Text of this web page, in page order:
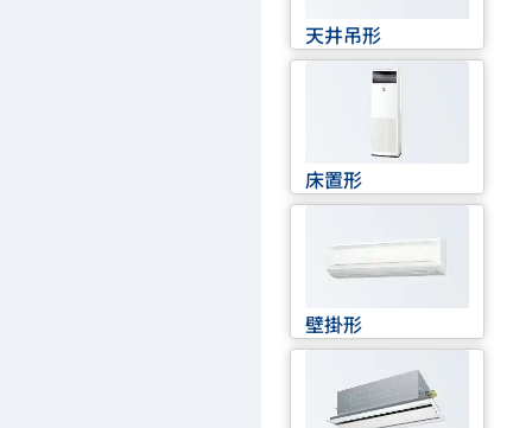
天井吊形
床置形
壁掛形